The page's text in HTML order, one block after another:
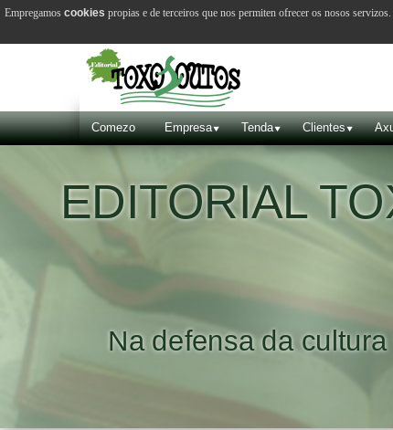
Comezo Empresa Tenda Clientes
EDITORIAL
Na defensa da
Empregamos cookies propias e de terceiros que nos permiten ofrecer os nosos